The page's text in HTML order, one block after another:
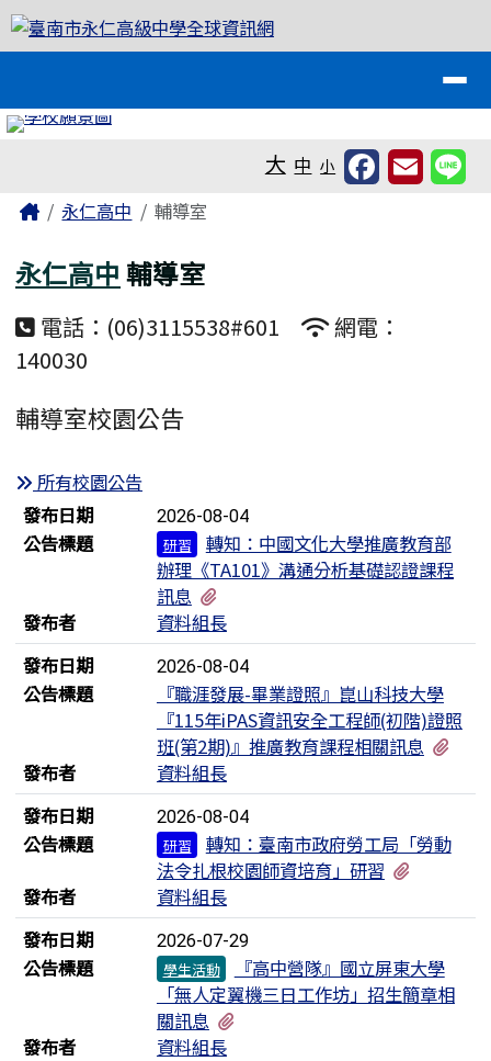
跳至主內容區
臺南市永仁高級中學全球資訊網
大 中 小
主內容區域
Home永仁高中 輔導室
永仁高中 輔導室
電話：(06)3115538#601
網電：
140030
輔導室校園公告
所有校園公告
新聞列表
發布日期 2026-08-04
公告標題 研習
轉知：中國文化大學推廣教育部
辦理《TA101》溝通分析基礎認證課程
訊息
發布者
資料組長
發布日期
2026-08-04
公告標題
『職涯發展-畢業證照』崑山科技大學
『115年iPAS資訊安全工程師(初階)證照
班(第2期)』推廣教育課程相關訊息
發布者
資料組長
發布日期
2026-08-04
公告標題 研習
轉知：臺南市政府勞工局「勞動
法令扎根校園師資培育」研習
發布者
資料組長
發布日期
2026-07-29
公告標題 學生活動
『高中營隊』國立屏東大學
「無人定翼機三日工作坊」招生簡章相
關訊息
發布者
資料組長
頁尾區域